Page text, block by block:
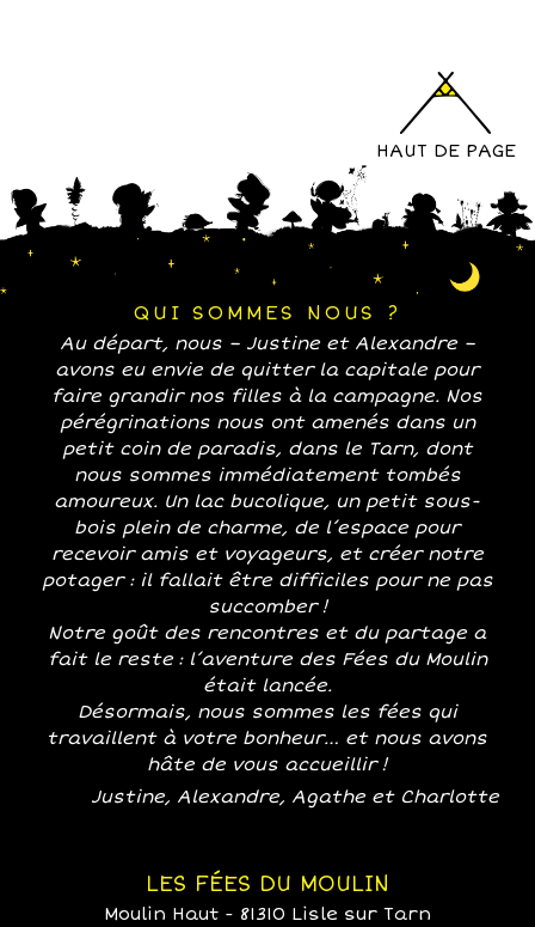
HAUT DE PAGE
QUI SOMMES NOUS ?
Au départ, nous – Justine et Alexandre –
avons eu envie de quitter la capitale pour
faire grandir nos filles à la campagne. Nos
pérégrinations nous ont amenés dans un
petit coin de paradis, dans le Tarn, dont
nous sommes immédiatement tombés
amoureux. Un lac bucolique, un petit sous-
bois plein de charme, de l’espace pour
recevoir amis et voyageurs, et créer notre
potager : il fallait être difficiles pour ne pas
succomber !
Notre goût des rencontres et du partage a
fait le reste : l’aventure des Fées du Moulin
était lancée.
Désormais, nous sommes les fées qui
travaillent à votre bonheur… et nous avons
hâte de vous accueillir !
Justine, Alexandre, Agathe et Charlotte
LES FÉES DU MOULIN
Moulin Haut - 81310 Lisle sur Tarn